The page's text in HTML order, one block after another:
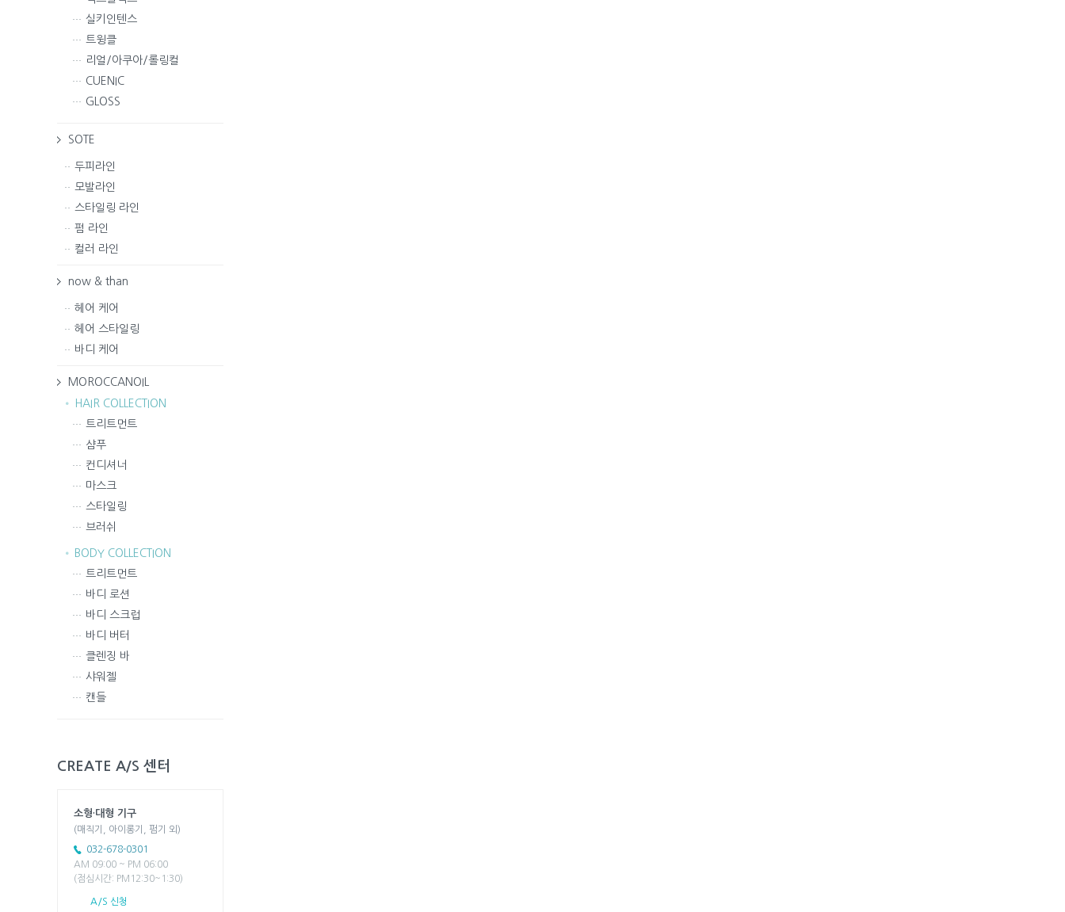
실키인텐스
트윙클
리얼/아쿠아/롤링컬
CUENIC
GLOSS
SOTE
두피라인
모발라인
스타일링 라인
펌 라인
컬러 라인
now & than
헤어 케어
헤어 스타일링
바디 케어
MOROCCANOIL
HAIR COLLECTION
트리트먼트
샴푸
컨디셔너
마스크
스타일링
브러쉬
BODY COLLECTION
트리트먼트
바디 로션
바디 스크럽
바디 버터
클렌징 바
샤워젤
캔들
CREATE A/S 센터
소형·대형 기구
(매직기, 아이롱기, 펌기 외)
032-678-0301
AM 09:00 ~ PM 06:00
(점심시간: PM12:30~1:30)
A/S 신청